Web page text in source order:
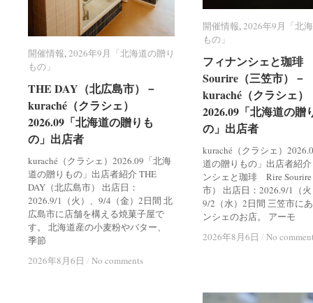
開催情報,2026年9月「北海道の贈り
もの」
THE DAY（北広島市）－
kuraché（クラシェ）
2026.09「北海道の贈りも
の」出店者
kuraché（クラシェ）2026.09「北海
道の贈りもの」出店者紹介 THE
DAY（北広島市） 出店日：
2026.9/1（火）、9/4（金）2日間 北
広島市に店舗を構える焼菓子屋で
す。 北海道産の小麦粉やバター、
季節
2026年8月6日 / No comments
開催情報 2026年9月「北海道の贈り
もの」
THE DAY（北広島市）－
kuraché（クラシェ）
2026.09「北海道の贈りも
の」出店者
2026年8月6日 / No comments
開催情報,2026年9月「北
もの」
フィナンシェと珈
Sourire（三笠市）－
kuraché（クラシェ）
2026.09「北海道の贈
の」出店者
kuraché（クラシェ）
道の贈りもの」出店者紹
ンシェと珈琲 Rire
市） 出店日：2026.9/1（
9/2（水）2日間 三笠市に
ンシェのお店。 アーモ
2026年8月6日 / No
開催情報 2026年9月「北
もの」
フィナンシェと珈
Sourire（三笠市）－
kuraché（クラシェ）
2026.09「北海道の贈
の」出店者
2026年8月6日 / No